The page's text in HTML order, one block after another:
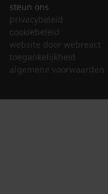
steun ons
privacybeleid
cookiebeleid
website door webreact
toegankelijkheid
algemene voorwaarden